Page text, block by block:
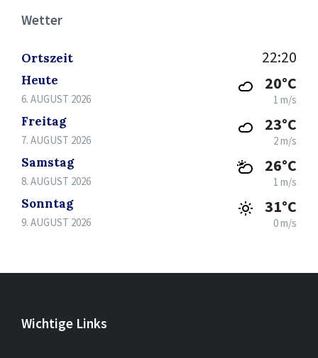
Wetter
Ortszeit 22:20
Heute
6. AUGUST 2026
20°C
1 m/s
Freitag
7. AUGUST 2026
23°C
2 m/s
Samstag
8. AUGUST 2026
26°C
1 m/s
Sonntag
9. AUGUST 2026
31°C
0 m/s
Wichtige Links